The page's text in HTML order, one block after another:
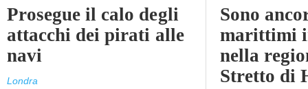
Prosegue il calo degli
attacchi dei pirati alle
navi
Londra
Sono
marittimi
nella
Stretto di